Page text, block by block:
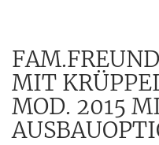
MIT
MOD. 2015